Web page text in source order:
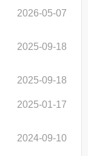
2026-05-07
2025-09-18
2025-09-18
2025-01-17
2024-09-10